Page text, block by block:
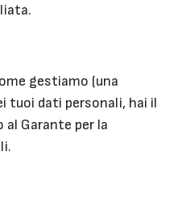
gestiamo (una
tuoi dati personali, hai il
Garante per la